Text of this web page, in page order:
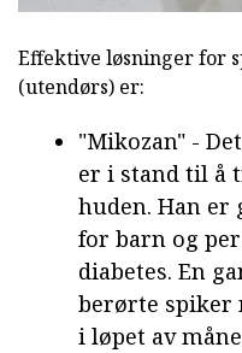
Effektive løsninger for
(utendørs) er:
"Mikozan" -
er i stand til å
huden. Han er
for barn og
diabetes. En
berørte spiker
i løpet av